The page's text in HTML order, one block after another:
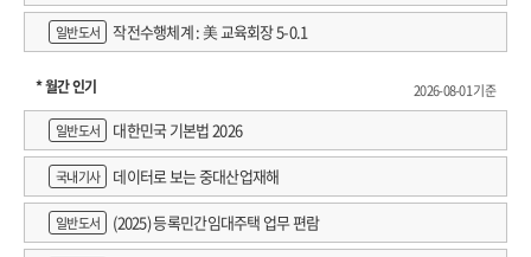
일반도서 작전수행체계 : 美 교육회장 5-0.1
* 월간 인기
2026-08-01 기준
일반도서
대한민국 기본법 2026
국내기사 데이터로 보는 중대산업재해
일반도서 (2025) 등록민간임대주택 업무 편람